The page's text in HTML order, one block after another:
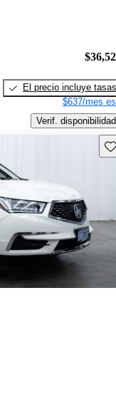
El precio incluye tasas
$637/mes
Verif. disponibilidad